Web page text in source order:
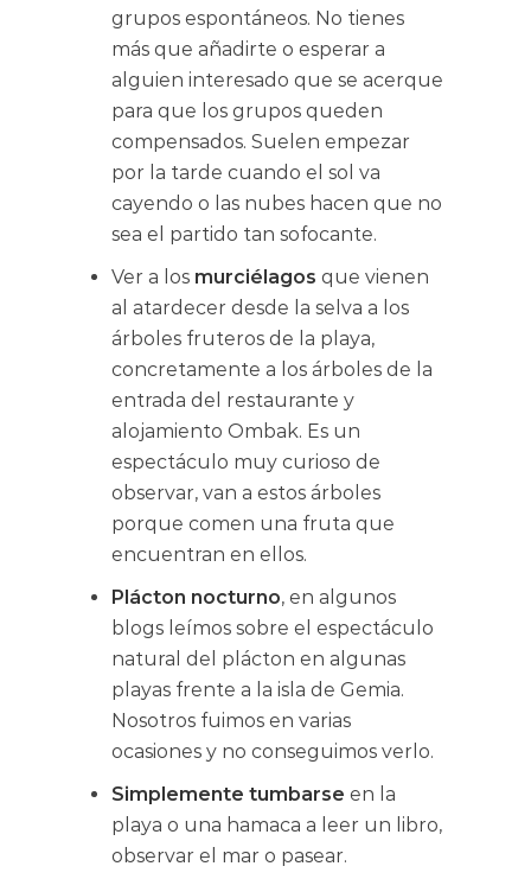
grupos espontáneos. No tienes
más que añadirte o esperar a
alguien interesado que se acerque
para que los grupos queden
compensados. Suelen empezar
por la tarde cuando el sol va
cayendo o las nubes hacen que no
sea el partido tan sofocante.
Ver a los murciélagos que vienen
al atardecer desde la selva a los
árboles fruteros de la playa,
concretamente a los árboles de la
entrada del restaurante y
alojamiento Ombak. Es un
espectáculo muy curioso de
observar, van a estos árboles
porque comen una fruta que
encuentran en ellos.
Plácton nocturno, en algunos
blogs leímos sobre el espectáculo
natural del plácton en algunas
playas frente a la isla de Gemia.
Nosotros fuimos en varias
ocasiones y no conseguimos verlo.
Simplemente tumbarse en la
playa o una hamaca a leer un libro,
observar el mar o pasear.